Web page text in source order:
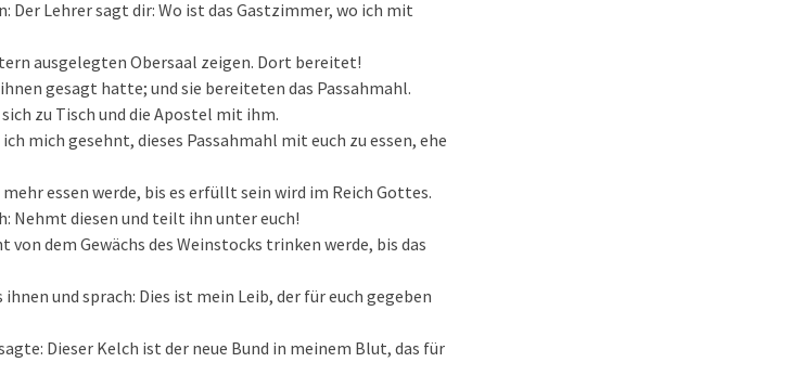
Der Lehrer sagt dir: Wo ist das Gastzimmer, wo ich mit
ausgelegten Obersaal zeigen. Dort bereitet!
gesagt hatte; und sie bereiteten das Passahmahl.
zu Tisch und die Apostel mit ihm.
mich gesehnt, dieses Passahmahl mit euch zu essen, ehe
essen werde, bis es erfüllt sein wird im Reich Gottes.
Nehmt diesen und teilt ihn unter euch!
von dem Gewächs des Weinstocks trinken werde, bis das
und sprach: Dies ist mein Leib, der für euch gegeben
Dieser Kelch ist der neue Bund in meinem Blut, das für